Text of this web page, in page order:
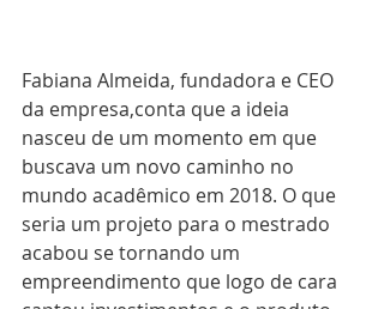
Fabiana Almeida, fundadora e CEO
da empresa,conta que a ideia
nasceu de um momento em que
buscava um novo caminho no
mundo acadêmico em 2018. O que
seria um projeto para o mestrado
acabou se tornando um
empreendimento que logo de cara